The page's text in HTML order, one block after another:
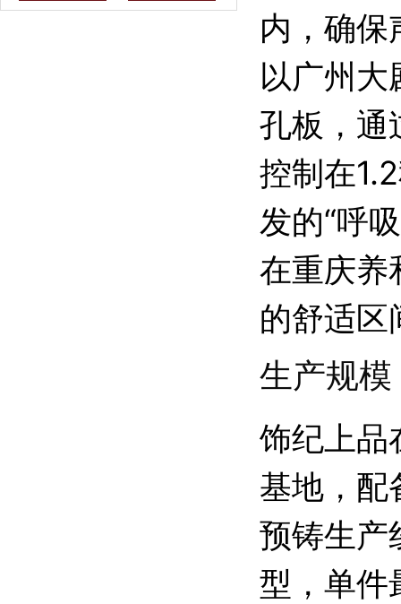
内，确保
以广州大
孔板，通
控制在
发的“呼
在重庆养
的舒适区
生产规
饰纪上品
基地，配
预铸生
型，单件